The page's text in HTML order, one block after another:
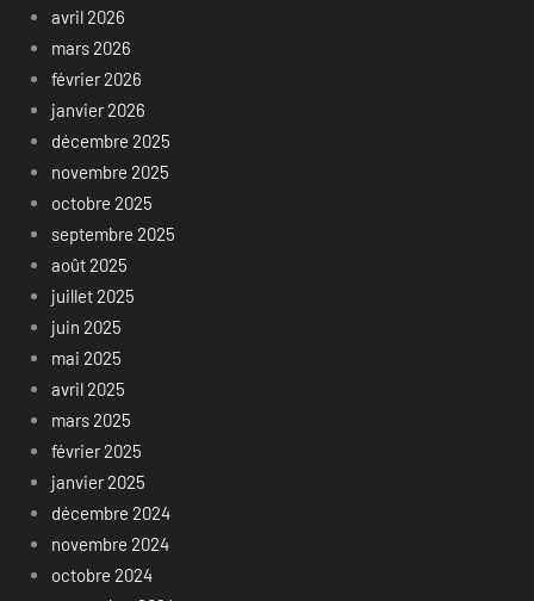
avril 2026
mars 2026
février 2026
janvier 2026
décembre 2025
novembre 2025
octobre 2025
septembre 2025
août 2025
juillet 2025
juin 2025
mai 2025
avril 2025
mars 2025
février 2025
janvier 2025
décembre 2024
novembre 2024
octobre 2024